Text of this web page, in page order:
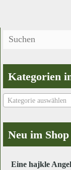
Kategorien
Kategorie auswählen
Neu im Shop
Eine hajkle